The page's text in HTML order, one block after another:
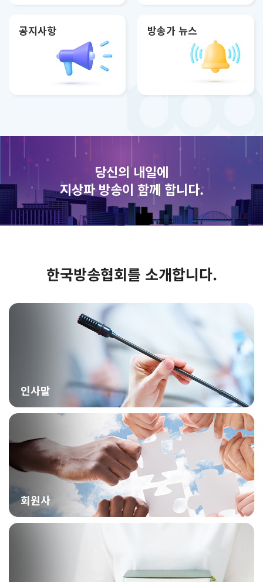
공지사항 방송가 뉴스
당신의 내일에
지상파 방송이 함께 합니다.
한국방송협회를 소개합니다.
인사말
회원사